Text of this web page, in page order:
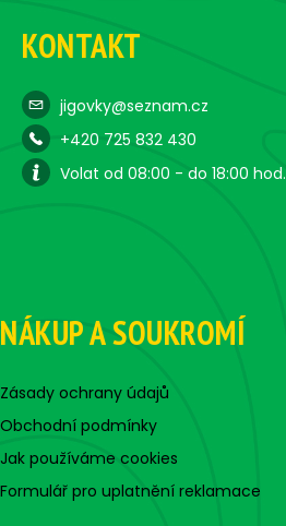
KONTAKT
jigovky@seznam.cz
+420 725 832 430
Volat od 08:00 - do 18:00 hod.
NÁKUP A SOUKROMÍ
Zásady ochrany údajů
Obchodní podmínky
Jak používáme cookies
Formulář pro uplatnění reklamace